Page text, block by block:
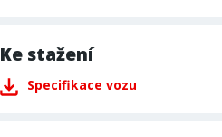
Ke stažení
Specifikace vozu